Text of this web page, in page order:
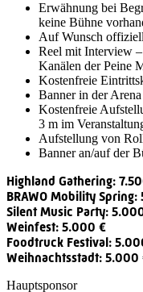
Erwähnung bei
keine Bühne
Auf Wunsch
Reel mit Interview
Kanälen der Peine
Kostenfreie
Banner in der
Kostenfreie
3 m im
Aufstellung von
Banner an/auf der
Highland Gathering:
BRAWO Mobility
Silent Music Party:
Weinfest: 5.000 €
Foodtruck Festival:
Weihnachtsstadt: 5.000
Hauptsponsor